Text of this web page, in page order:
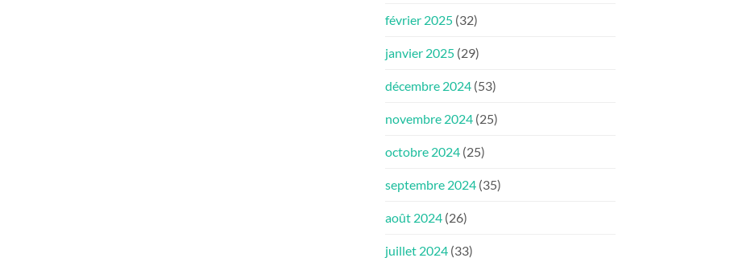
février 2025 (32)
janvier 2025 (29)
décembre 2024 (53)
novembre 2024 (25)
octobre 2024 (25)
septembre 2024 (35)
août 2024 (26)
juillet 2024 (33)